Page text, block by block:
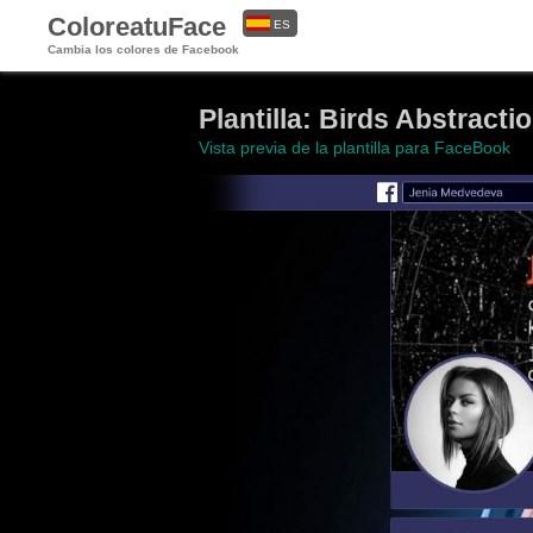
ColoreatuFace
Cambia los colores de Facebook
ES
Plantilla: Birds
Vista previa de la plantilla para FaceBook